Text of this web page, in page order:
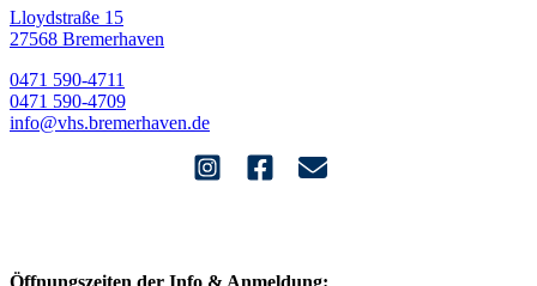
Lloydstraße 15
27568 Bremerhaven
0471 590-4711
0471 590-4709
info@vhs.bremerhaven.de
Öffnungszeiten der Info & Anmeldung: